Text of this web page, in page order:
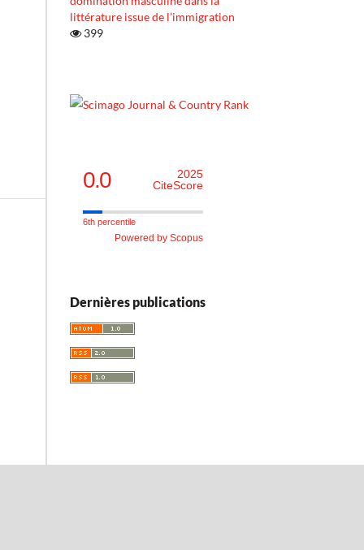
littérature issue de l’immigration
399
0.0
2025
CiteScore
6th percentile
Powered by Scopus
Dernières publications